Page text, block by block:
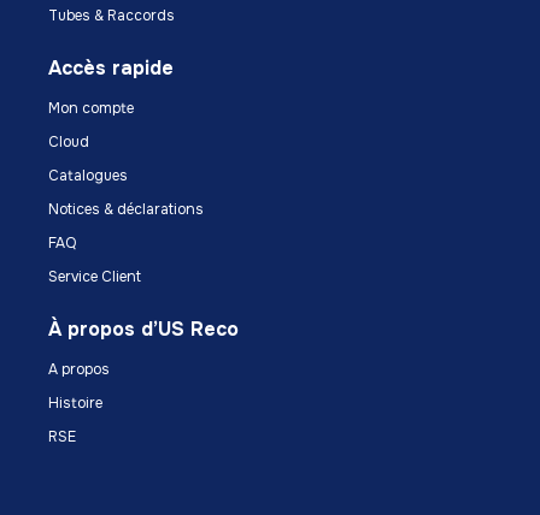
Tubes & Raccords
Accès rapide
Mon compte
Cloud
Catalogues
Notices & déclarations
FAQ
Service Client
À propos d’US Reco
A propos
Histoire
RSE